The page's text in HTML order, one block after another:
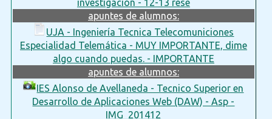
apuntes de alumnos:
UJA - Ingeniería Tecnica Telecomuniciones
Especialidad Telemática - MUY IMPORTANTE, dime
algo cuando puedas. - IMPORTANTE
apuntes de alumnos:
IES Alonso de Avellaneda - Tecnico Superior en
Desarrollo de Aplicaciones Web (DAW) - Asp -
IMG_201412